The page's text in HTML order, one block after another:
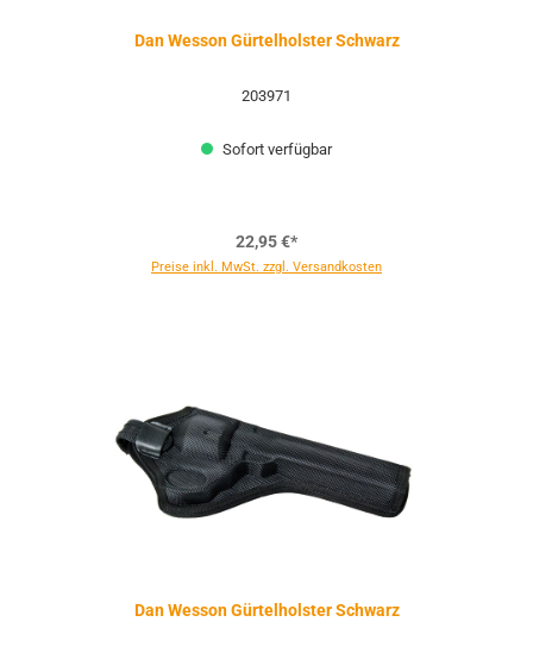
Dan Wesson Gürtelholster Schwarz
203971
Sofort verfügbar
22,95 €*
Preise inkl. MwSt. zzgl. Versandkosten
Dan Wesson Gürtelholster Schwarz